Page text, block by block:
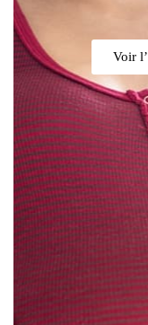
Voir